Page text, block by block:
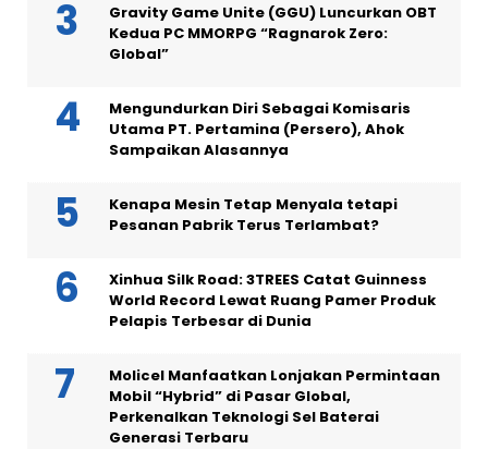
Gravity Game Unite (GGU) Luncurkan OBT
Kedua PC MMORPG “Ragnarok Zero:
Global”
Mengundurkan Diri Sebagai Komisaris
Utama PT. Pertamina (Persero), Ahok
Sampaikan Alasannya
Kenapa Mesin Tetap Menyala tetapi
Pesanan Pabrik Terus Terlambat?
Xinhua Silk Road: 3TREES Catat Guinness
World Record Lewat Ruang Pamer Produk
Pelapis Terbesar di Dunia
Molicel Manfaatkan Lonjakan Permintaan
Mobil “Hybrid” di Pasar Global,
Perkenalkan Teknologi Sel Baterai
Generasi Terbaru